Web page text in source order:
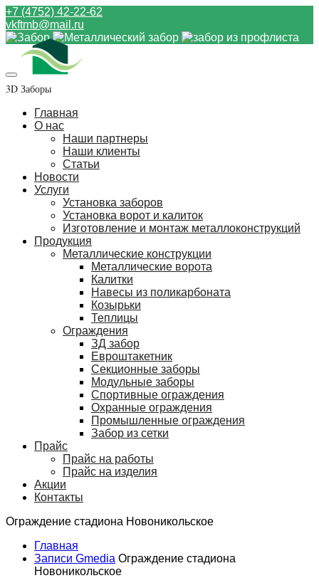
+7 (4752) 42-22-62
vkftmb@mail.ru
3D Заборы
Главная
О нас
Наши партнеры
Наши клиенты
Статьи
Новости
Услуги
Установка заборов
Установка ворот и калиток
Изготовление и монтаж металлоконструкций
Продукция
Металлические конструкции
Металлические ворота
Калитки
Навесы из поликарбоната
Козырьки
Теплицы
Ограждения
ЗД забор
Евроштакетник
Секционные заборы
Модульные заборы
Спортивные ограждения
Охранные ограждения
Промышленные ограждения
Забор из сетки
Прайс
Прайс на работы
Прайс на изделия
Акции
Контакты
Ограждение стадиона Новоникольское
Главная
Записи Gmedia Ограждение стадиона
Новоникольское